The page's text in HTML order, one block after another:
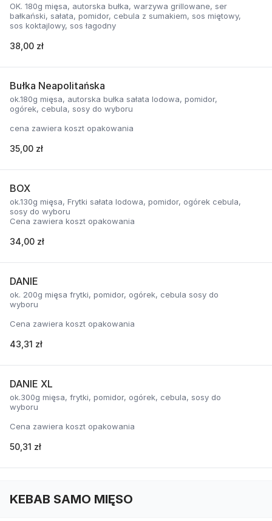
OK. 180g mięsa, autorska bułka, warzywa grillowane, ser
bałkański, sałata, pomidor, cebula z sumakiem, sos miętowy,
sos koktajlowy, sos łagodny
38,00 zł
Bułka Neapolitańska
ok.180g mięsa, autorska bułka sałata lodowa, pomidor,
ogórek, cebula, sosy do wyboru
cena zawiera koszt opakowania
35,00 zł
BOX
ok.130g mięsa, Frytki sałata lodowa, pomidor, ogórek cebula,
sosy do wyboru
Cena zawiera koszt opakowania
34,00 zł
DANIE
ok. 200g mięsa frytki, pomidor, ogórek, cebula sosy do
wyboru
Cena zawiera koszt opakowania
43,31 zł
DANIE XL
ok.300g mięsa, frytki, pomidor, ogórek, cebula, sosy do
wyboru
Cena zawiera koszt opakowania
50,31 zł
KEBAB SAMO MIĘSO